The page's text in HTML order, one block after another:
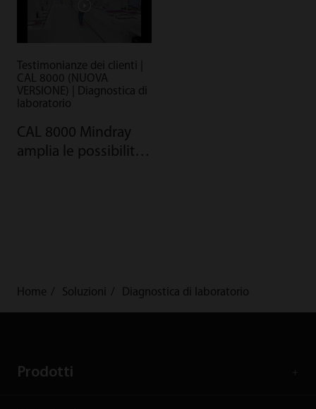
Testimonianze dei clienti |
CAL 8000 (NUOVA
VERSIONE) | Diagnostica di
laboratorio
CAL 8000 Mindray
amplia le possibilità
Home Soluzioni Diagnostica di laboratorio
Prodotti